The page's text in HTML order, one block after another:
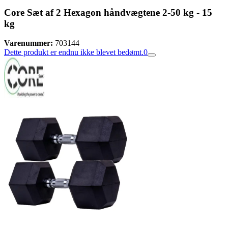
Core Sæt af 2 Hexagon håndvægtene 2-50 kg - 15
kg
Varenummer: 703144
Dette produkt er endnu ikke blevet bedømt.0